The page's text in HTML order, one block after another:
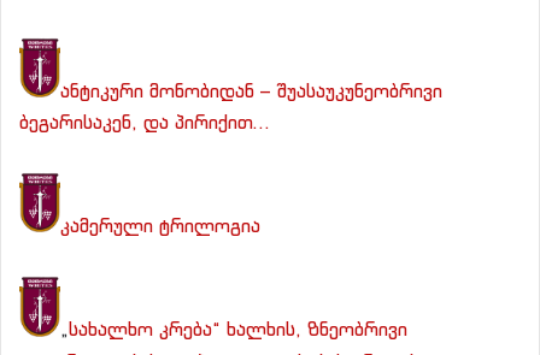
ანტიკური მონობიდან – შუასაუკუნეობრივი
ბეგარისაკენ, და პირიქით…
კამერული ტრილოგია
„სახალხო კრება“ ხალხის, ზნეობრივი